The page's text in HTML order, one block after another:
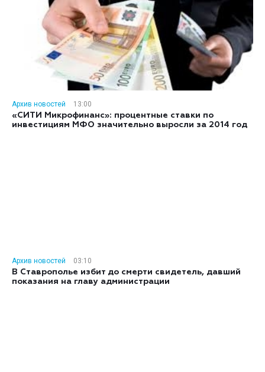
Архив новостей
13:00
«СИТИ Микрофинанс»: процентные ставки по
инвестициям МФО значительно выросли за 2014 год
Архив новостей
03:10
В Ставрополье избит до смерти свидетель, давший
показания на главу администрации